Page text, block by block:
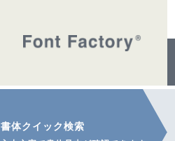
書体クイック検索